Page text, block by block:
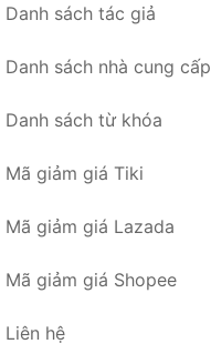
Danh sách tác giả
Danh sách nhà cung cấp
Danh sách từ khóa
Mã giảm giá Tiki
Mã giảm giá Lazada
Mã giảm giá Shopee
Liên hệ